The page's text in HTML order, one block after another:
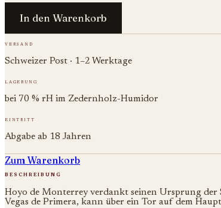
In den Warenkorb
versand
Schweizer Post · 1–2 Werktage
lagerung
bei 70 % rH im Zedernholz-Humidor
eintritt
Abgabe ab 18 Jahren
Zum Warenkorb
beschreibung
Hoyo de Monterrey verdankt seinen Ursprung der
Vegas de Primera, kann über ein Tor auf dem